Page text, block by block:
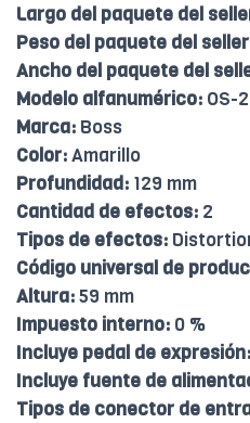
Largo del paquete del
Peso del paquete del
Ancho del paquete del
Modelo alfanumérico: OS-2
Marca: Boss
Color:Amarillo
Profundidad: 129 mm
Cantidad de efectos: 2
Tipos de efectos:
Código universal de
Altura:59 mm
Impuesto interno: 0 %
Incluye pedal de expresión:
Incluye fuente de
Tipos de conector de